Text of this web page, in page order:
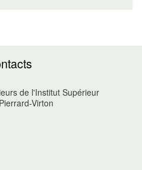
de l'Institut Supérieur
Virton